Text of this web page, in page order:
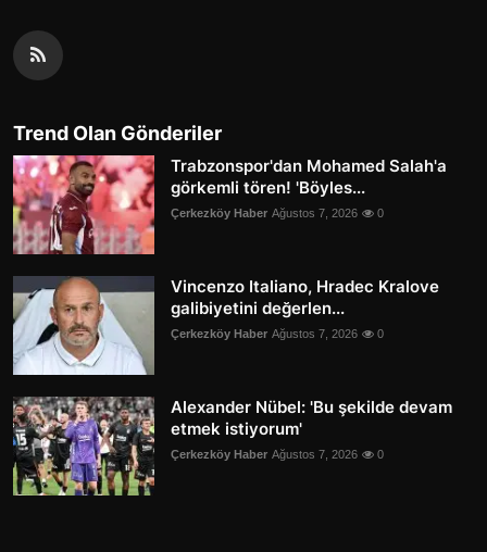
Trend Olan Gönderiler
Trabzonspor'dan Mohamed Salah'a
görkemli tören! 'Böyles...
Çerkezköy Haber Ağustos 7, 2026 0
Vincenzo Italiano, Hradec Kralove
galibiyetini değerlen...
Çerkezköy Haber Ağustos 7, 2026 0
Alexander Nübel: 'Bu şekilde devam
etmek istiyorum'
Çerkezköy Haber Ağustos 7, 2026 0